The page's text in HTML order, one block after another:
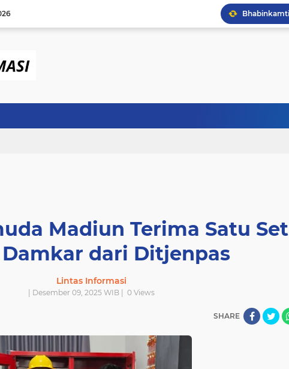
Madiun Terima Satu Set
Damkar dari Ditjenpas
Lintas Informasi
| Desember 09, 2025 WIB | 0Views
SHARE